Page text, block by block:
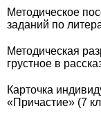
Методическое
заданий по
Методическая
грустное в
Карточка
«Причастие» (7